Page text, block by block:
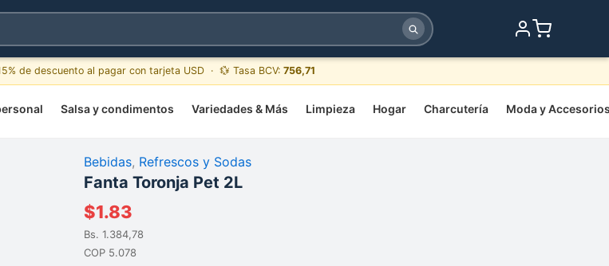
de descuento al pagar con tarjeta USD · 💱 Tasa BCV: 756,71
Salsa y condimentos Variedades & Más Limpieza Hogar Charcutería Moda y
Bebidas, Refrescos y Sodas
Fanta Toronja Pet 2L
$1.83
Bs. 1.384,78
COP 5.078